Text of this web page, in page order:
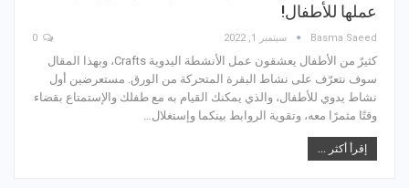
عملها للأطفال!
Basma Saeed سبتمبر 1, 2022
كثيرٌ من الأطفال يعشقون عمل الأنشطة اليدوية Crafts، وبهذا المقال
سوف نتعرّف على نشاط البقرة المتحركة من الورق. مستعرضين أول
نشاط يدوي للأطفال، والذي يمكنك القيام به مع طفلك والإستمتاع بقضاء
وقتًا مثمرًا معه، وتقوية الروابط بينكما وإستغلال…
إقرأ أكثر ...